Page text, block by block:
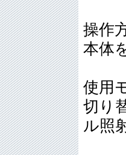
操作
本体
使用
切り
ル照